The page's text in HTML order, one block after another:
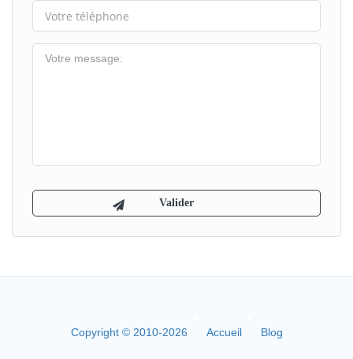
Copyright © 2010-2026 Accueil Blog